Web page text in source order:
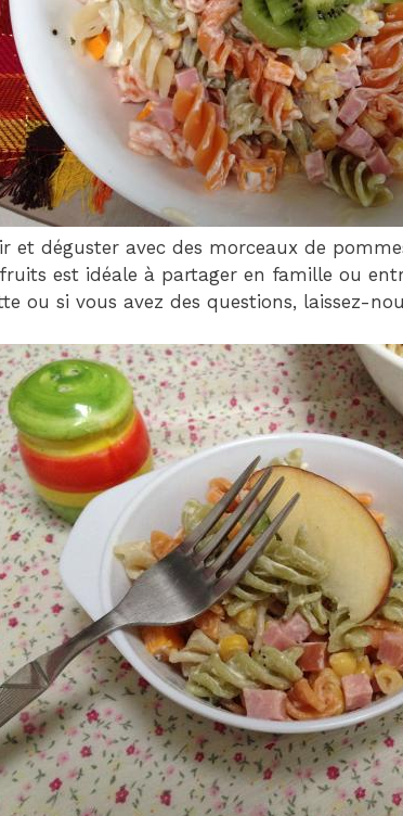
et déguster avec des morceaux de
est idéale à partager en famille ou
ou si vous avez des questions, laissez-